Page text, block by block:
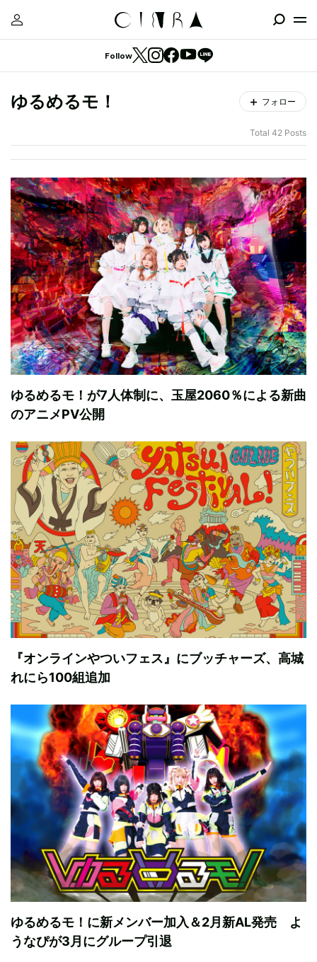
Follow
ゆるめるモ！ フォロー
Total 42 Posts
ゆるめるモ！が7人体制に、玉屋2060％による新曲
のアニメPV公開
『オンラインやついフェス』にブッチャーズ、高城
れにら100組追加
ゆるめるモ！に新メンバー加入＆2月新AL発売 よ
うなぴが3月にグループ引退